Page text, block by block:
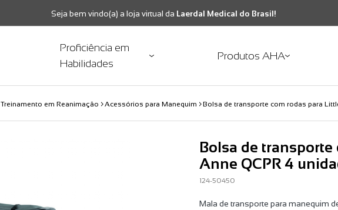
Seja bem vindo(a) a loja virtual da Laerdal Medical do Brasil!
Proficiência em
Habilidades
Produtos AHA
Treinamento em Reanimação Acessórios para Manequim Bolsa de transporte com rodas para
Bolsa de
Anne QCPR 4
124-50450
Mala de transporte para manequim